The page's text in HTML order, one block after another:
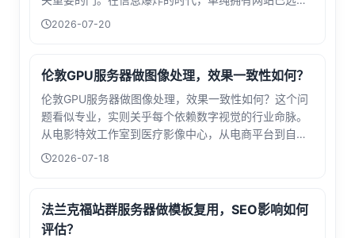
不够，如何让目标用户精准地找到你，才是决定成败的
2026-07-20
伦敦GPU服务器做图像处理，效果一致性如何？
伦敦GPU服务器做图像处理，效果一致性如何？这个问
题看似专业，实则关乎每个依赖数字视觉的行业命脉。
从电影特效工作室到医疗影像中心，从电商平台到自动
驾驶研发团队，效果一致性决定了成果的可控性与商业
2026-07-18
法兰克福站群服务器做模板复用，SEO影响如何
评估？